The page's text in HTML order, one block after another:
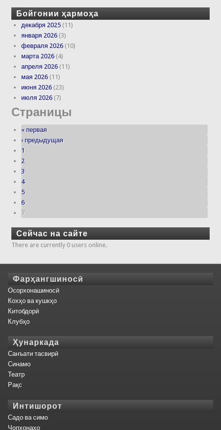
Бойгонии ҳармоҳа
декабря 2025 (11)
января 2026 (3)
февраля 2026 (10)
марта 2026 (4)
апреля 2026 (11)
мая 2026 (11)
июня 2026 (23)
июля 2026 (7)
Страницы
« первая
‹ предыдущая
1
2
3
4
5
6
7
Сейчас на сайте
There are currently 0 users online.
Фарҳангшиносӣ
Осорхонашиносӣ
Кохҳо ва кушкҳо
Китобдорӣ
Клубҳо
Ҳунаркада
Санъати тасвирӣ
Синамо
Театр
Рақс
Интишорот
Садо ва симо
Чопхонаҳо